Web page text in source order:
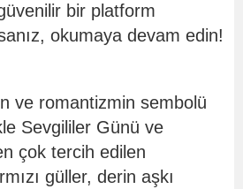
bir platform
okumaya devam edin!
ve romantizmin sembolü
Sevgililer Günü ve
çok tercih edilen
güller, derin aşkı